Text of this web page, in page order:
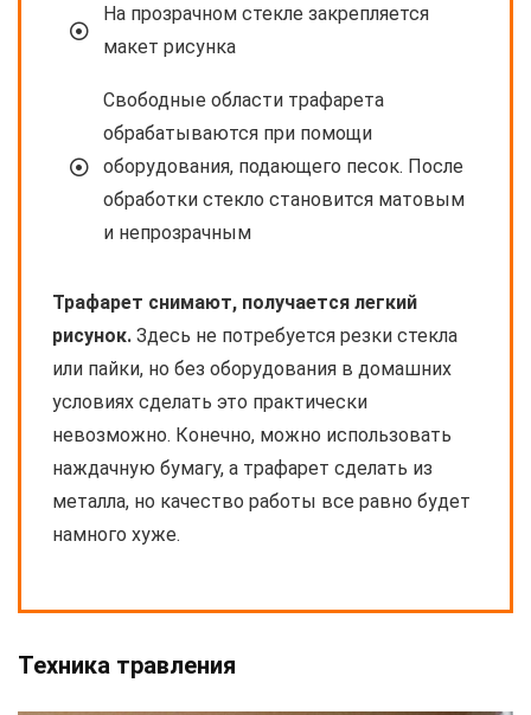
На прозрачном стекле закрепляется
макет рисунка
Свободные области трафарета
обрабатываются при помощи
оборудования, подающего песок. После
обработки стекло становится матовым
и непрозрачным
Трафарет снимают, получается легкий
рисунок. Здесь не потребуется резки стекла
или пайки, но без оборудования в домашних
условиях сделать это практически
невозможно. Конечно, можно использовать
наждачную бумагу, а трафарет сделать из
металла, но качество работы все равно будет
намного хуже.
Техника травления